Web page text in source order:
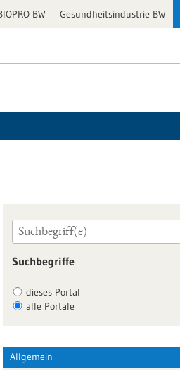
BW Gesundheitsindustrie BW
Suchbegriffe
dieses Portal
alle Portale
Allgemein